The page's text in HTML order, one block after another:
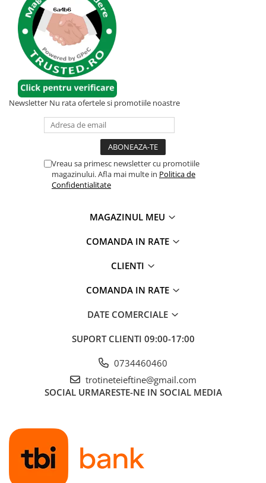
Newsletter Nu rata ofertele si promotiile noastre
Vreau sa primesc newsletter cu promotiile
magazinului. Afla mai multe in Politica de
Confidentialitate
MAGAZINUL MEU
COMANDA IN RATE
CLIENTI
COMANDA IN RATE
DATE COMERCIALE
SUPORT CLIENTI 09:00-17:00
0734460460
trotineteieftine@gmail.com
SOCIAL URMARESTE-NE IN SOCIAL MEDIA